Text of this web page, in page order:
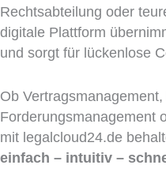
Rechtsabteilung oder
digitale Plattform
und sorgt für lückenlose
Ob
Forderungsmanagement
mit legalcloud24.de
einfach – intuitiv –